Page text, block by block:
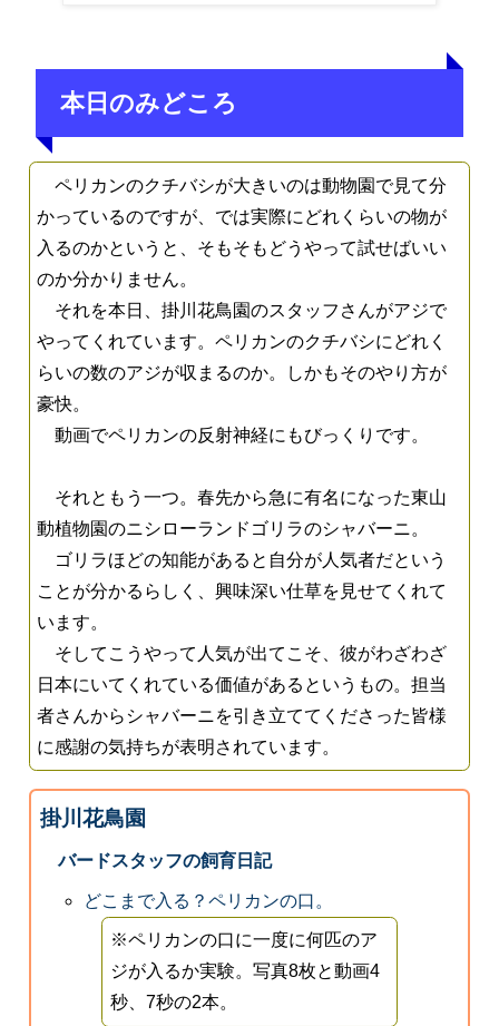
本日のみどころ
ペリカンのクチバシが大きいのは動物園で見て分
かっているのですが、では実際にどれくらいの物が
入るのかというと、そもそもどうやって試せばいい
のか分かりません。
それを本日、掛川花鳥園のスタッフさんがアジで
やってくれています。ペリカンのクチバシにどれく
らいの数のアジが収まるのか。しかもそのやり方が
豪快。
動画でペリカンの反射神経にもびっくりです。
それともう一つ。春先から急に有名になった東山
動植物園のニシローランドゴリラのシャバーニ。
ゴリラほどの知能があると自分が人気者だという
ことが分かるらしく、興味深い仕草を見せてくれて
います。
そしてこうやって人気が出てこそ、彼がわざわざ
日本にいてくれている価値があるというもの。担当
者さんからシャバーニを引き立ててくださった皆様
に感謝の気持ちが表明されています。
掛川花鳥園
バードスタッフの飼育日記
どこまで入る？ペリカンの口。
※ペリカンの口に一度に何匹のア
ジが入るか実験。写真8枚と動画4
秒、7秒の2本。